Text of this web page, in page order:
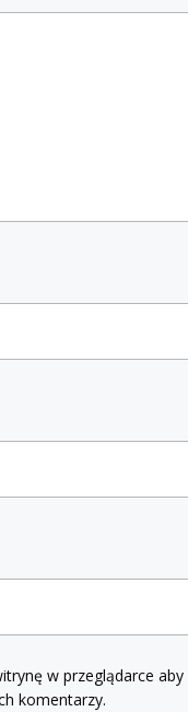
w przeglądarce aby
komentarzy.